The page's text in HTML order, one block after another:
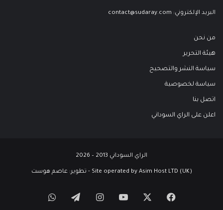
البريد الإلكتروني: contact@sudaray.com
من نحن
هيئة التحرير
سياسة النشر والتصحيح
سياسة لخصوصية
اتصل بنا
اعلن على الراي السوداني
الراي السوداني 2013 – 2026
Site operated by Asim Host LTD (UK) - تطوير: عاصم هوست
فيسبوك ‫YouTubeانستقرامتيلقرامواتساب